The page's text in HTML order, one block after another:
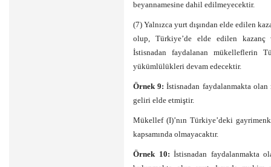
beyannamesine dahil edilmeyecektir.
(7) Yalnızca yurt dışından elde edilen
olup, Türkiye’de elde edilen kazanç
İstisnadan faydalanan mükelleflerin
yükümlülükleri devam edecektir.
Örnek 9:İstisnadan faydalanmakta
geliri elde etmiştir.
Mükellef (I)’nın Türkiye’deki
kapsamında olmayacaktır.
Örnek 10: İstisnadan faydalanmakta